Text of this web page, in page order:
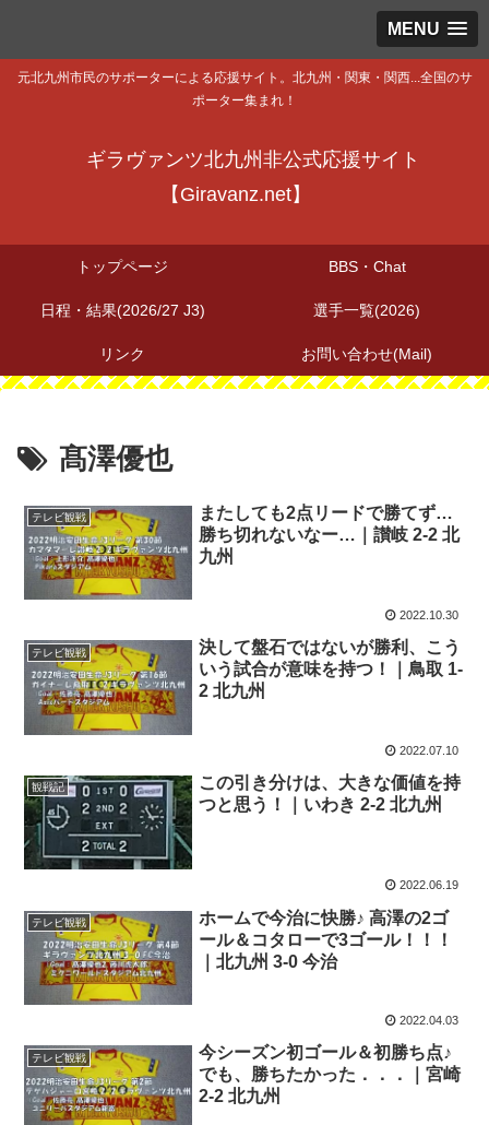
MENU
元北九州市民のサポーターによる応援サイト。北九州・関東・関西...全国のサ
ポーター集まれ！
ギラヴァンツ北九州非公式応援サイト
【Giravanz.net】
トップページ BBS・Chat
日程・結果(2026/27 J3) 選手一覧(2026)
リンク お問い合わせ(Mail)
髙澤優也
テレビ観戦
またしても2点リードで勝てず…
勝ち切れないなー…｜讃岐 2-2 北
九州
2022.10.30
テレビ観戦
決して盤石ではないが勝利、こう
いう試合が意味を持つ！｜鳥取 1-
2 北九州
2022.07.10
観戦記
この引き分けは、大きな価値を持
つと思う！｜いわき 2-2 北九州
2022.06.19
テレビ観戦
ホームで今治に快勝♪ 高澤の2ゴ
ール＆コタローで3ゴール！！！
｜北九州 3-0 今治
2022.04.03
テレビ観戦
今シーズン初ゴール＆初勝ち点♪
でも、勝ちたかった．．．｜宮崎
2-2 北九州